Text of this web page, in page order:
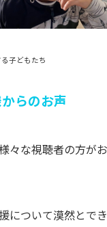
子どもたち
らのお声
々な視聴者の方が
について漠然とで